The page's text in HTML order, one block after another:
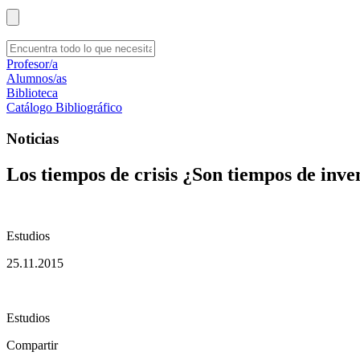
Profesor/a
Alumnos/as
Biblioteca
Catálogo Bibliográfico
Noticias
Los tiempos de crisis ¿Son tiempos de
Estudios
25.11.2015
Estudios
Compartir